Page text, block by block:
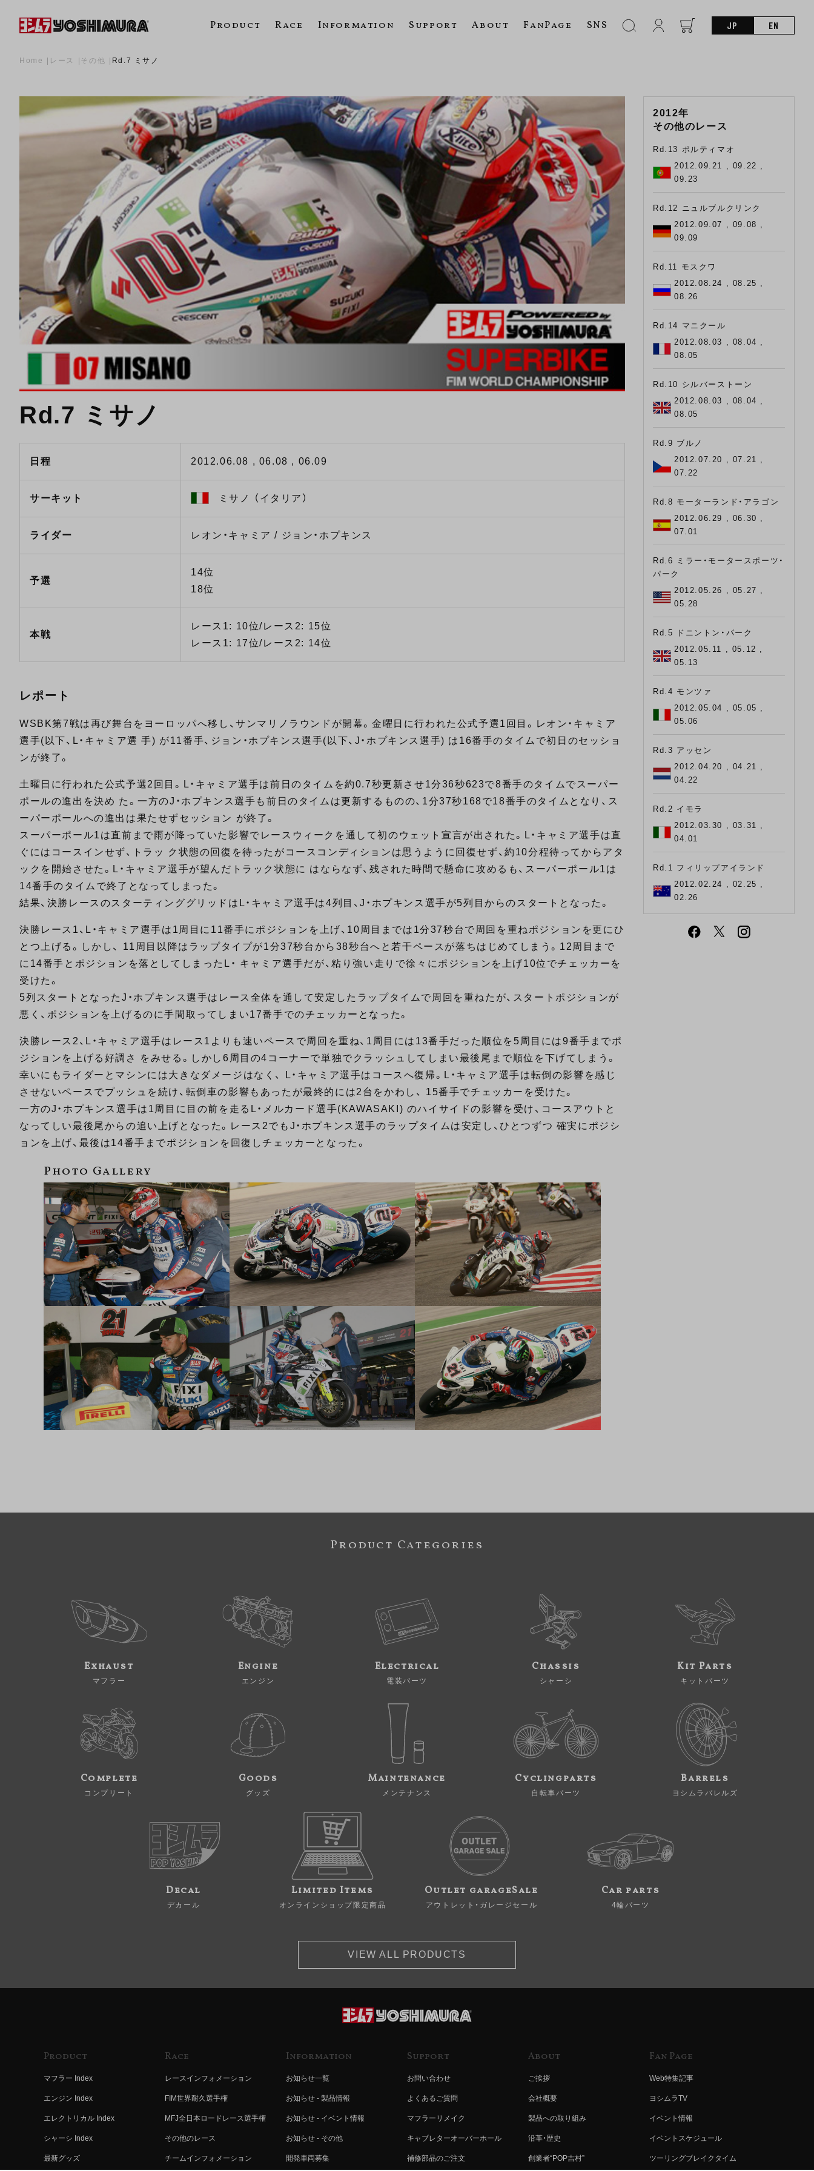
Product Race Information Support About FanPage SNS JP EN
Home レース その他 Rd.7 ミサノ
Rd.7 ミサノ
日程 2012.06.08 , 06.08 , 06.09
サーキット ミサノ （イタリア）
ライダー レオン・キャミア / ジョン・ホプキンス
予選
14位
18位
本戦
レース1: 10位/レース2: 15位
レース1: 17位/レース2: 14位
レポート
WSBK第7戦は再び舞台をヨーロッパへ移し、サンマリノラウンドが開幕。金曜日に行われた公式予選1回目。レオン・キャミア
選手(以下、L・キャミア選 手) が11番手、ジョン・ホプキンス選手(以下、J・ホプキンス選手) は16番手のタイムで初日のセッショ
ンが終了。
土曜日に行われた公式予選2回目。L・キャミア選手は前日のタイムを約0.7秒更新させ1分36秒623で8番手のタイムでスーパー
ポールの進出を決め た。一方のJ・ホプキンス選手も前日のタイムは更新するものの、1分37秒168で18番手のタイムとなり、ス
ーパーポールへの進出は果たせずセッション が終了。
スーパーポール1は直前まで雨が降っていた影響でレースウィークを通して初のウェット宣言が出された。L・キャミア選手は直
ぐにはコースインせず、トラッ ク状態の回復を待ったがコースコンディションは思うように回復せず、約10分程待ってからアタ
ックを開始させた。L・キャミア選手が望んだトラック状態に はならなず、残された時間で懸命に攻めるも、スーパーポール1は
14番手のタイムで終了となってしまった。
結果、決勝レースのスターティンググリッドはL・キャミア選手は4列目、J・ホプキンス選手が5列目からのスタートとなった。
決勝レース1、L・キャミア選手は1周目に11番手にポジションを上げ、10周目までは1分37秒台で周回を重ねポジションを更にひ
とつ上げる。しかし、 11周目以降はラップタイプが1分37秒台から38秒台へと若干ペースが落ちはじめてしまう。12周目まで
に14番手とポジションを落としてしまったL・ キャミア選手だが、粘り強い走りで徐々にポジションを上げ10位でチェッカーを
受けた。
5列スタートとなったJ・ホプキンス選手はレース全体を通して安定したラップタイムで周回を重ねたが、スタートポジションが
悪く、ポジションを上げるのに手間取ってしまい17番手でのチェッカーとなった。
決勝レース2、L・キャミア選手はレース1よりも速いペースで周回を重ね、1周目には13番手だった順位を5周目には9番手までポ
ジションを上げる好調さ をみせる。しかし6周目の4コーナーで単独でクラッシュしてしまい最後尾まで順位を下げてしまう。
幸いにもライダーとマシンには大きなダメージはなく、 L・キャミア選手はコースへ復帰。L・キャミア選手は転倒の影響を感じ
させないペースでプッシュを続け、転倒車の影響もあったが最終的には2台をかわし、 15番手でチェッカーを受けた。
一方のJ・ホプキンス選手は1周目に目の前を走るL・メルカード選手(KAWASAKI) のハイサイドの影響を受け、コースアウトと
なってしい最後尾からの追い上げとなった。レース2でもJ・ホプキンス選手のラップタイムは安定し、ひとつずつ 確実にポジシ
ョンを上げ、最後は14番手までポジションを回復しチェッカーとなった。
2012年
その他のレース
Rd.13 ポルティマオ
2012.09.21 , 09.22 ,
09.23
Rd.12 ニュルブルクリンク
2012.09.07 , 09.08 ,
09.09
Rd.11 モスクワ
2012.08.24 , 08.25 ,
08.26
Rd.14 マニクール
2012.08.03 , 08.04 ,
08.05
Rd.10 シルバーストーン
2012.08.03 , 08.04 ,
08.05
Rd.9 ブルノ
2012.07.20 , 07.21 ,
07.22
Rd.8 モーターランド・アラゴン
2012.06.29 , 06.30 ,
07.01
Rd.6 ミラー・モータースポーツ・
パーク
2012.05.26 , 05.27 ,
05.28
Rd.5 ドニントン・パーク
2012.05.11 , 05.12 ,
05.13
Rd.4 モンツァ
2012.05.04 , 05.05 ,
05.06
Rd.3 アッセン
2012.04.20 , 04.21 ,
04.22
Rd.2 イモラ
2012.03.30 , 03.31 ,
04.01
Rd.1 フィリップアイランド
2012.02.24 , 02.25 ,
02.26
Product Categories
Exhaust
マフラー
Engine
エンジン
Electrical
電装パーツ
Chassis
シャーシ
Kit Parts
キットパーツ
Complete
コンプリート
Goods
グッズ
Maintenance
メンテナンス
Cyclingparts
自転車パーツ
Barrels
ヨシムラバレルズ
Decal
デカール
Limited Items
オンラインショップ限定商品
Outlet garageSale
アウトレット・ガレージセール
Car parts
4輪パーツ
VIEW ALL PRODUCTS
Product
マフラー Index
エンジン Index
エレクトリカル Index
シャーシ Index
最新グッズ
Race
レースインフォメーション
FIM世界耐久選手権
MFJ全日本ロードレース選手権
その他のレース
チームインフォメーション
Information
お知らせ一覧
お知らせ - 製品情報
お知らせ - イベント情報
お知らせ - その他
開発車両募集
Support
お問い合わせ
よくあるご質問
マフラーリメイク
キャブレターオーバーホール
補修部品のご注文
About
ご挨拶
会社概要
製品への取り組み
沿革・歴史
創業者“POP吉村”
Fan Page
Web特集記事
ヨシムラTV
イベント情報
イベントスケジュール
ツーリングブレイクタイム